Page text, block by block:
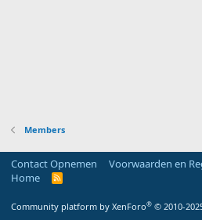
Members
Contact Opnemen Voorwaarden en
Home
R
Community platform by XenForo® © 2010-